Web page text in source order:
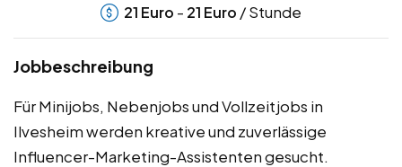
21 Euro - 21 Euro / Stunde
Jobbeschreibung
Für Minijobs, Nebenjobs und Vollzeitjobs in
Ilvesheim werden kreative und zuverlässige
Influencer-Marketing-Assistenten gesucht.